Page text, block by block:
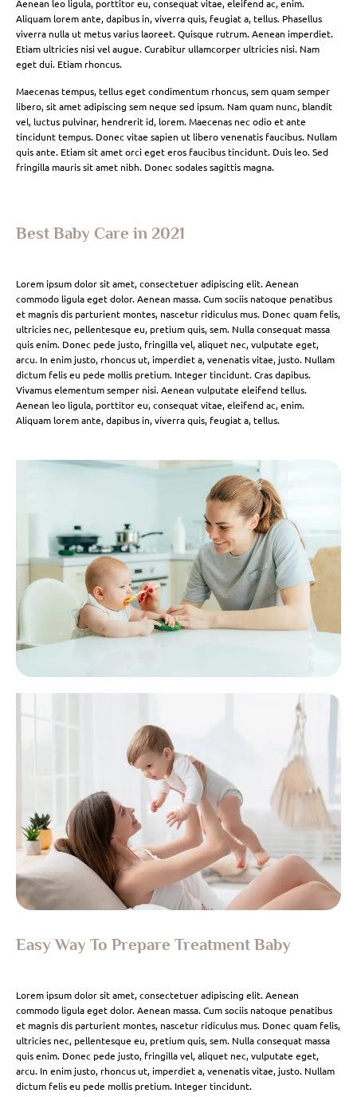
Aenean leo ligula, porttitor eu, consequat vitae, eleifend ac, enim.
Aliquam lorem ante, dapibus in, viverra quis, feugiat a, tellus. Phasellus
viverra nulla ut metus varius laoreet. Quisque rutrum. Aenean imperdiet.
Etiam ultricies nisi vel augue. Curabitur ullamcorper ultricies nisi. Nam
eget dui. Etiam rhoncus.
Maecenas tempus, tellus eget condimentum rhoncus, sem quam semper
libero, sit amet adipiscing sem neque sed ipsum. Nam quam nunc, blandit
vel, luctus pulvinar, hendrerit id, lorem. Maecenas nec odio et ante
tincidunt tempus. Donec vitae sapien ut libero venenatis faucibus. Nullam
quis ante. Etiam sit amet orci eget eros faucibus tincidunt. Duis leo. Sed
fringilla mauris sit amet nibh. Donec sodales sagittis magna.
Best Baby Care in 2021
Lorem ipsum dolor sit amet, consectetuer adipiscing elit. Aenean
commodo ligula eget dolor. Aenean massa. Cum sociis natoque penatibus
et magnis dis parturient montes, nascetur ridiculus mus. Donec quam felis,
ultricies nec, pellentesque eu, pretium quis, sem. Nulla consequat massa
quis enim. Donec pede justo, fringilla vel, aliquet nec, vulputate eget,
arcu. In enim justo, rhoncus ut, imperdiet a, venenatis vitae, justo. Nullam
dictum felis eu pede mollis pretium. Integer tincidunt. Cras dapibus.
Vivamus elementum semper nisi. Aenean vulputate eleifend tellus.
Aenean leo ligula, porttitor eu, consequat vitae, eleifend ac, enim.
Aliquam lorem ante, dapibus in, viverra quis, feugiat a, tellus.
Easy Way To Prepare Treatment Baby
Lorem ipsum dolor sit amet, consectetuer adipiscing elit. Aenean
commodo ligula eget dolor. Aenean massa. Cum sociis natoque penatibus
et magnis dis parturient montes, nascetur ridiculus mus. Donec quam felis,
ultricies nec, pellentesque eu, pretium quis, sem. Nulla consequat massa
quis enim. Donec pede justo, fringilla vel, aliquet nec, vulputate eget,
arcu. In enim justo, rhoncus ut, imperdiet a, venenatis vitae, justo. Nullam
dictum felis eu pede mollis pretium. Integer tincidunt.